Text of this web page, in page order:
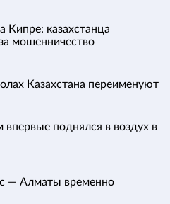
Кипре: казахстанца
мошенничество
Казахстана переименуют
поднялся в воздух в
— Алматы временно